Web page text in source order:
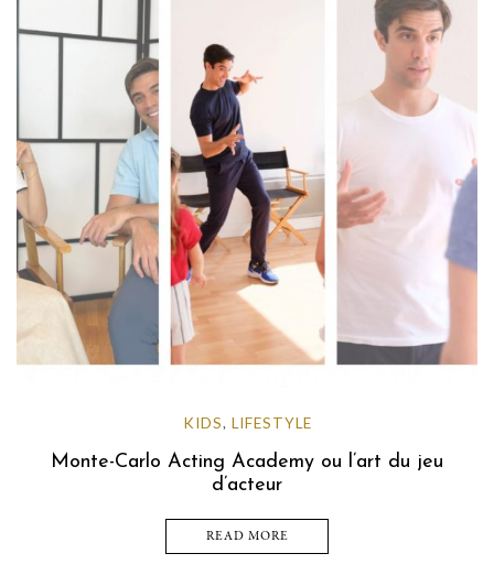
KIDS, LIFESTYLE
Monte-Carlo Acting Academy ou l’art du jeu
d’acteur
READ MORE